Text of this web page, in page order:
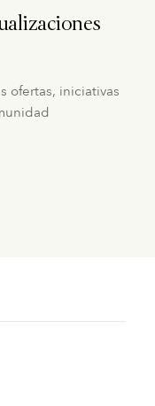
ofertas, iniciativas